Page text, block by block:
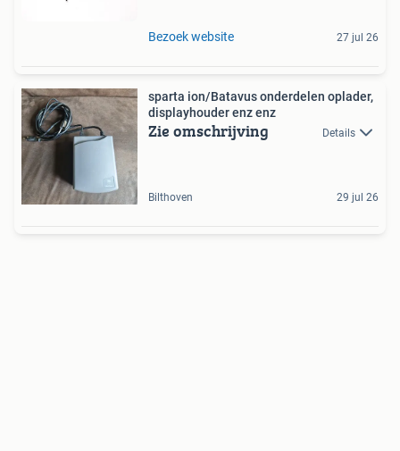
Bezoek website 27 jul 26
sparta ion/Batavus onderdelen oplader,
displayhouder enz enz
Zie omschrijving Details
Bilthoven 29 jul 26